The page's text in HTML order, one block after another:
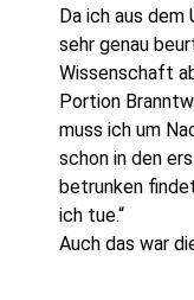
Da ich aus dem
sehr genau
Wissenschaft
Portion
muss ich um
schon in den
betrunken
ich tue.“
Auch das war